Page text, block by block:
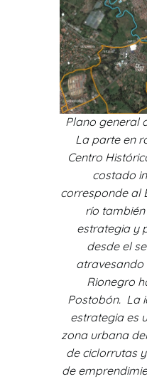
Plano general
La parte en
Centro
costado
corresponde al
río
estrategia y
desde el
atravesando
Rionegro
Postobón. La
estrategia es
zona urbana
de ciclorrutas
de